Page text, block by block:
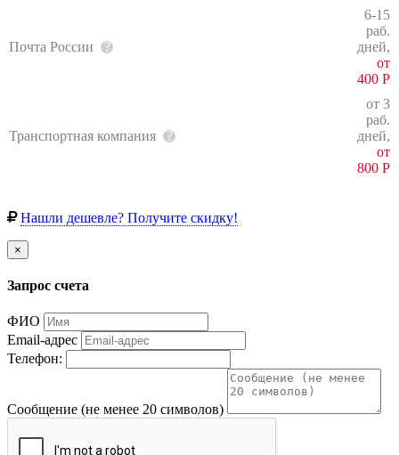
Почта России
6-15
раб.
дней,
от
400 Р
Транспортная компания
от 3
раб.
дней,
от
800 Р
Нашли дешевле? Получите скидку!
×
Запрос счета
ФИО
Email-адрес
Телефон:
Сообщение (не менее 20 символов)